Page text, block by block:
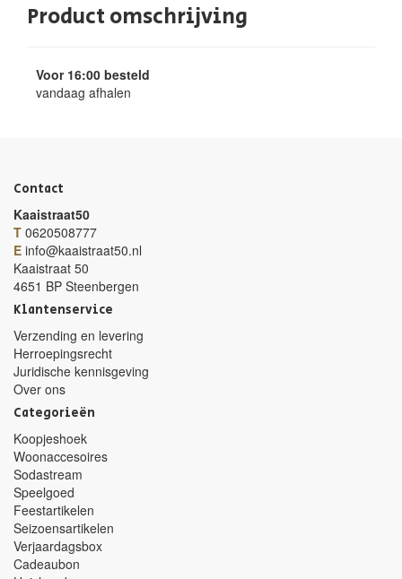
Product omschrijving
Voor 16:00 besteld
vandaag afhalen
Contact
Kaaistraat50
T 0620508777
E info@kaaistraat50.nl
Kaaistraat 50
4651 BP Steenbergen
Klantenservice
Verzending en levering
Herroepingsrecht
Juridische kennisgeving
Over ons
Categorieën
Koopjeshoek
Woonaccesoires
Sodastream
Speelgoed
Feestartikelen
Seizoensartikelen
Verjaardagsbox
Cadeaubon